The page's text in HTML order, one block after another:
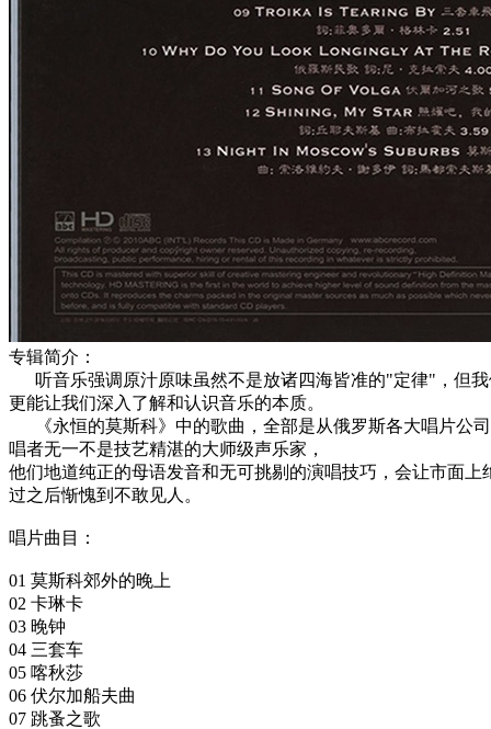
专辑简介：
听音乐强调原汁原味虽然不是放诸四海皆准的"定律"，但我
更能让我们深入了解和认识音乐的本质。
《永恒的莫斯科》中的歌曲，全部是从俄罗斯各大唱片公
唱者无一不是技艺精湛的大师级声乐家，
他们地道纯正的母语发音和无可挑剔的演唱技巧，会让市面
过之后惭愧到不敢见人。
唱片曲目：
01 莫斯科郊外的晚上
02 卡琳卡
03 晚钟
04 三套车
05 喀秋莎
06 伏尔加船夫曲
07 跳蚤之歌